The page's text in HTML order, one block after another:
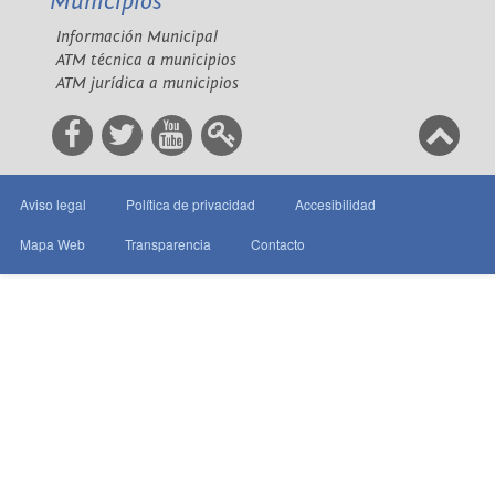
Información Municipal
ATM técnica a municipios
ATM jurídica a municipios
Aviso legal Política de privacidad Accesibilidad
Mapa Web Transparencia Contacto